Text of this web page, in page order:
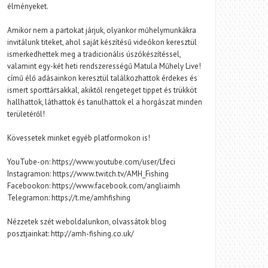
élményeket.
Amikor nem a partokat járjuk, olyankor műhelymunkákra
invitálunk titeket, ahol saját készítésű videókon keresztül
ismerkedhettek meg a tradicionális úszókészítéssel,
valamint egy-két heti rendszerességű Matula Műhely Live!
című élő adásainkon keresztül találkozhattok érdekes és
ismert sporttársakkal, akiktől rengeteget tippet és trükköt
hallhattok, láthattok és tanulhattok el a horgászat minden
területéről!
Kövessetek minket egyéb platformokon is!
YouTube-on: https://www.youtube.com/user/Lfeci
Instagramon: https://www.twitch.tv/AMH_Fishing
Facebookon: https://www.facebook.com/angliaimh
Telegramon: https://t.me/amhfishing
Nézzetek szét weboldalunkon, olvassátok blog
posztjainkat: http://amh-fishing.co.uk/